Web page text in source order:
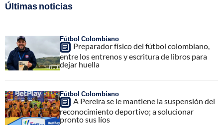
Últimas noticias
Fútbol Colombiano
Preparador físico del fútbol colombiano,
entre los entrenos y escritura de libros para
dejar huella
Fútbol Colombiano
A Pereira se le mantiene la suspensión del
reconocimiento deportivo; a solucionar
pronto sus líos